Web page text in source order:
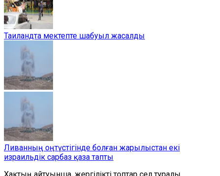
Таиландта мектепте шабуыл жасалды
Ливанның оңтүстігінде болған жарылыстан екі
израильдік сарбаз қаза тапты